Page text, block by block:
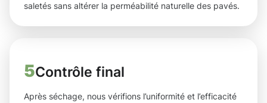
saletés sans altérer la perméabilité naturelle des pavés.
5Contrôle final
Après séchage, nous vérifions l’uniformité et l’efficacité